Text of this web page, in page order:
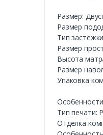
Размер:
Размер
Тип
Размер
Высота
Размер
Упаковка
Тип печати:
Отделка